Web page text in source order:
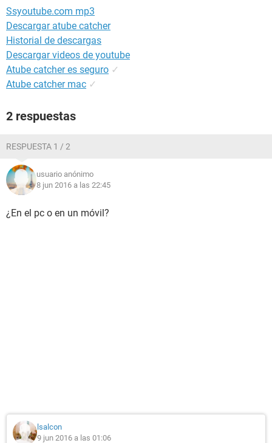
Ssyoutube.com mp3
Descargar atube catcher
Historial de descargas
Descargar videos de youtube
Atube catcher es seguro ✓
Atube catcher mac ✓
2 respuestas
RESPUESTA 1 / 2
usuario anónimo
8 jun 2016 a las 22:45
¿En el pc o en un móvil?
lsalcon
9 jun 2016 a las 01:06